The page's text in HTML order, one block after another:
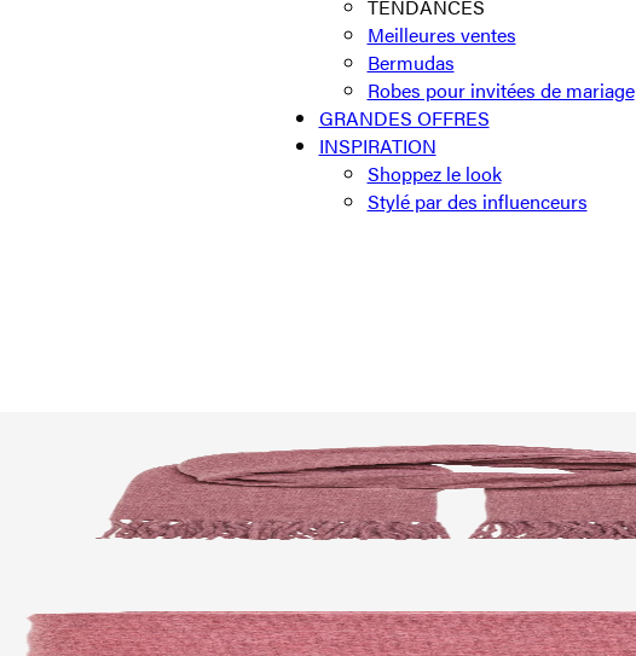
TENDANCES
Meilleures ventes
Bermudas
Robes pour invitées de mariage
GRANDES OFFRES
INSPIRATION
Shoppez le look
Stylé par des influenceurs